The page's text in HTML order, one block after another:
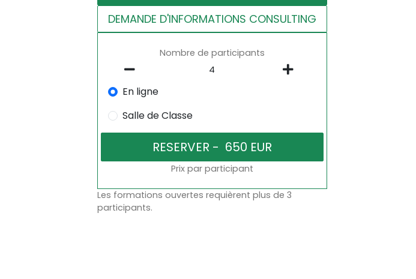
DEMANDE D'INFORMATIONS CONSULTING
Nombre de participants
En ligne
Salle de Classe
Prix par participant
Les formations ouvertes requièrent plus de 3
participants.